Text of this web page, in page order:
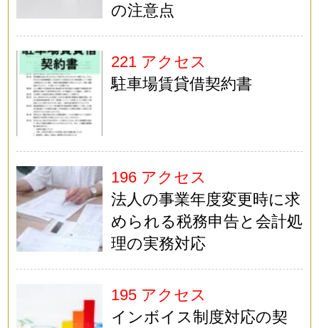
の注意点
221 アクセス
駐車場賃貸借契約書
196 アクセス
法人の事業年度変更時に求
められる税務申告と会計処
理の実務対応
195 アクセス
インボイス制度対応の契